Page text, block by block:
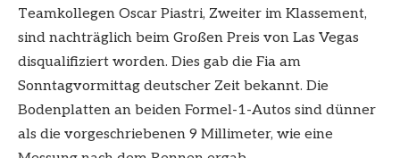
Teamkollegen Oscar Piastri, Zweiter im Klassement,
sind nachträglich beim Großen Preis von Las Vegas
disqualifiziert worden. Dies gab die Fia am
Sonntagvormittag deutscher Zeit bekannt. Die
Bodenplatten an beiden Formel-1-Autos sind dünner
als die vorgeschriebenen 9 Millimeter, wie eine